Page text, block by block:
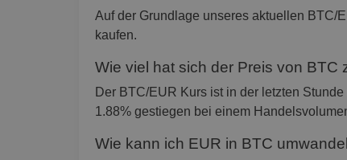
Auf der Grundlage unseres aktuellen BTC/
kaufen.
Wie viel hat sich der Preis von BTC
Der BTC/EUR Kurs ist in der letzten
1.88% gestiegen bei einem
Wie kann ich EUR in BTC